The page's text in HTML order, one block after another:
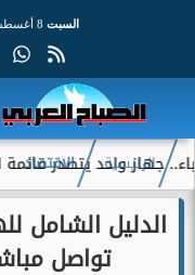
السبت
يتصدر قائمة الأكثر
الرئيسية الاقتصاد
الدليل الشامل
تواصل